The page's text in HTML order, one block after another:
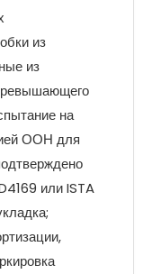
из
из
на
ООН для
или ISTA